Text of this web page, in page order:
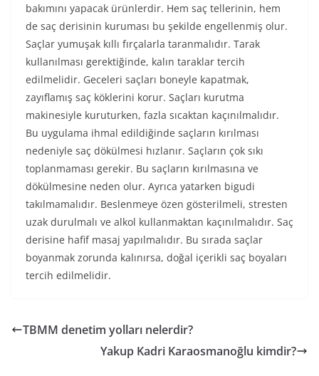
bakımını yapacak ürünlerdir. Hem saç tellerinin, hem
de saç derisinin kuruması bu şekilde engellenmiş olur.
Saçlar yumuşak kıllı fırçalarla taranmalıdır. Tarak
kullanılması gerektiğinde, kalın taraklar tercih
edilmelidir. Geceleri saçları boneyle kapatmak,
zayıflamış saç köklerini korur. Saçları kurutma
makinesiyle kuruturken, fazla sıcaktan kaçınılmalıdır.
Bu uygulama ihmal edildiğinde saçların kırılması
nedeniyle saç dökülmesi hızlanır. Saçların çok sıkı
toplanmaması gerekir. Bu saçların kırılmasına ve
dökülmesine neden olur. Ayrıca yatarken bigudi
takılmamalıdır. Beslenmeye özen gösterilmeli, stresten
uzak durulmalı ve alkol kullanmaktan kaçınılmalıdır. Saç
derisine hafif masaj yapılmalıdır. Bu sırada saçlar
boyanmak zorunda kalınırsa, doğal içerikli saç boyaları
tercih edilmelidir.
TBMM denetim yolları nelerdir?
Yakup Kadri Karaosmanoğlu kimdir?